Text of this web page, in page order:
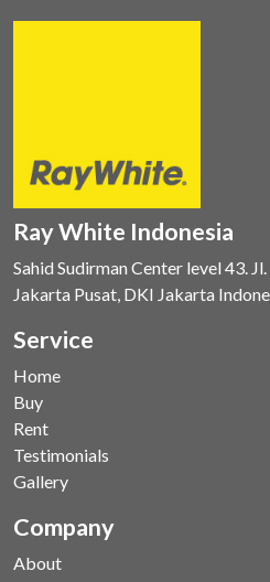
Ray White Indonesia
Sahid Sudirman Center level 43.
Jakarta Pusat, DKI Jakarta
Service
Home
Buy
Rent
Testimonials
Gallery
Company
About